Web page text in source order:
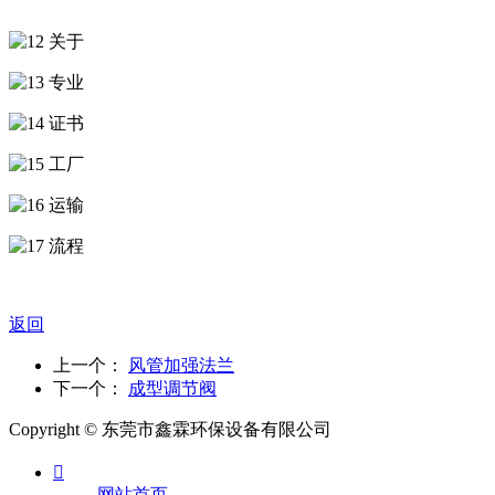
返回
上一个：
风管加强法兰
下一个：
成型调节阀
Copyright © 东莞市鑫霖环保设备有限公司
